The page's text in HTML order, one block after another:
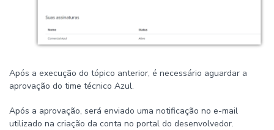
Após a execução do tópico anterior, é necessário aguardar a
aprovação do time técnico Azul.
Após a aprovação, será enviado uma notificação no e-mail
utilizado na criação da conta no portal do desenvolvedor.